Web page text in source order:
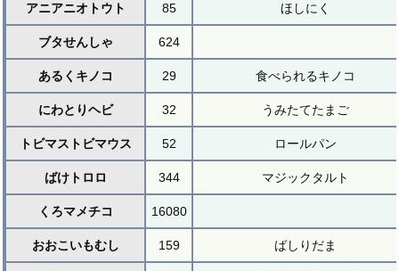
アニアニオトウト 85 ほしにく
ブタせんしゃ 624
あるくキノコ 29 食べられるキノコ
にわとりヘビ 32 うみたてたまご
トビマストビマウス 52 ロールパン
ばけトロロ 344 マジックタルト
くろマメチコ 16080
おおこいもむし 159 ばしりだま